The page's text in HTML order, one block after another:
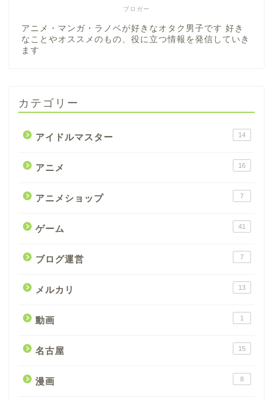
ブロガー
アニメ・マンガ・ラノベが好きなオタク男子です 好き
なことやオススメのもの、役に立つ情報を発信していき
ます
カテゴリー
アイドルマスター 14
アニメ 16
アニメショップ 7
ゲーム 41
ブログ運営 7
メルカリ 13
動画 1
名古屋 15
漫画 8